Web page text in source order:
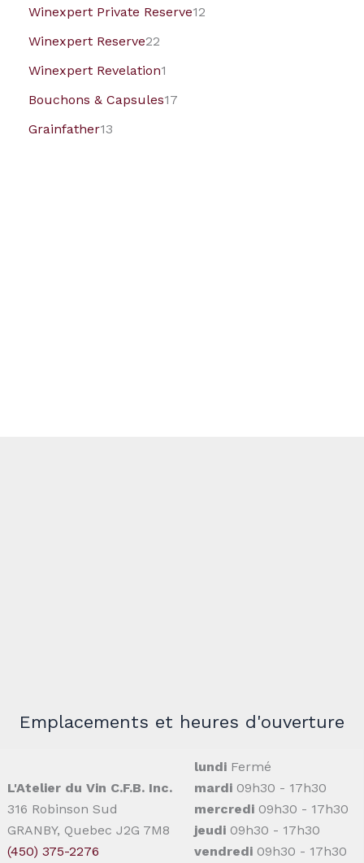
Winexpert Private Reserve12
Winexpert Reserve22
Winexpert Revelation1
Bouchons & Capsules17
Grainfather13
Emplacements et heures d'ouverture
L'Atelier du Vin C.F.B. Inc.
316 Robinson Sud
GRANBY, Quebec J2G 7M8
(450) 375-2276
lundi Fermé
mardi 09h30 - 17h30
mercredi 09h30 - 17h30
jeudi 09h30 - 17h30
vendredi 09h30 - 17h30